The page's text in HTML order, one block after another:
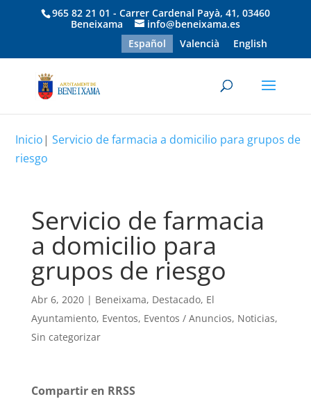
965 82 21 01 - Carrer Cardenal Payà, 41, 03460
Beneixama
info@beneixama.es
Español
Valencià English
Inicio|Servicio de farmacia a domicilio para grupos de
riesgo
Servicio de farmacia
a domicilio para
grupos de riesgo
Abr 6, 2020| Beneixama, Destacado, El
Ayuntamiento, Eventos, Eventos / Anuncios, Noticias,
Sin categorizar
Compartir en RRSS